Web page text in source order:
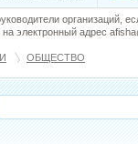
организаций,
электронный адрес
ОБЩЕСТВО